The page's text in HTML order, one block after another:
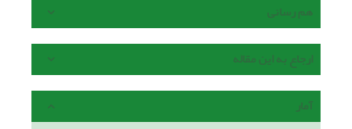
هم رسانی
ارجاع به این مقاله
آمار